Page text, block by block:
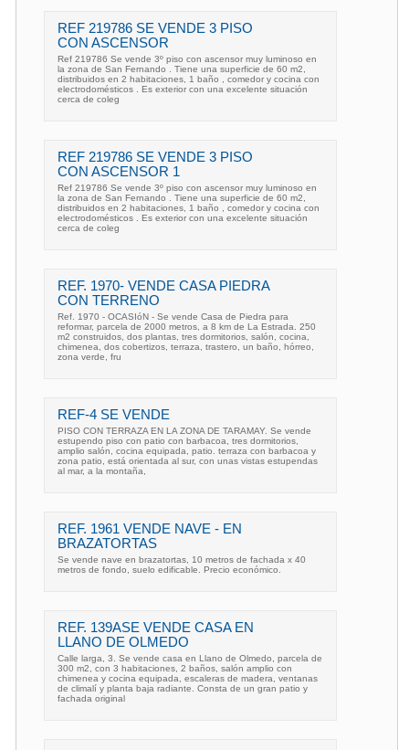
REF 219786 SE VENDE 3 PISO
CON ASCENSOR
Ref 219786 Se vende 3º piso con ascensor muy luminoso en
la zona de San Fernando . Tiene una superficie de 60 m2,
distribuidos en 2 habitaciones, 1 baño , comedor y cocina con
electrodomésticos . Es exterior con una excelente situación
cerca de coleg
REF 219786 SE VENDE 3 PISO
CON ASCENSOR 1
Ref 219786 Se vende 3º piso con ascensor muy luminoso en
la zona de San Fernando . Tiene una superficie de 60 m2,
distribuidos en 2 habitaciones, 1 baño , comedor y cocina con
electrodomésticos . Es exterior con una excelente situación
cerca de coleg
REF. 1970- VENDE CASA PIEDRA
CON TERRENO
Ref. 1970 - OCASIóN - Se vende Casa de Piedra para
reformar, parcela de 2000 metros, a 8 km de La Estrada. 250
m2 construidos, dos plantas, tres dormitorios, salón, cocina,
chimenea, dos cobertizos, terraza, trastero, un baño, hórreo,
zona verde, fru
REF-4 SE VENDE
PISO CON TERRAZA EN LA ZONA DE TARAMAY. Se vende
estupendo piso con patio con barbacoa, tres dormitorios,
amplio salón, cocina equipada, patio. terraza con barbacoa y
zona patio, está orientada al sur, con unas vistas estupendas
al mar, a la montaña,
REF. 1961 VENDE NAVE - EN
BRAZATORTAS
Se vende nave en brazatortas, 10 metros de fachada x 40
metros de fondo, suelo edificable. Precio económico.
REF. 139ASE VENDE CASA EN
LLANO DE OLMEDO
Calle larga, 3. Se vende casa en Llano de Olmedo, parcela de
300 m2, con 3 habitaciones, 2 baños, salón amplio con
chimenea y cocina equipada, escaleras de madera, ventanas
de climalí y planta baja radiante. Consta de un gran patio y
fachada original